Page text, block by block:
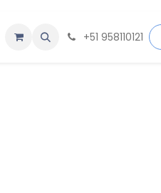
+51 958110121